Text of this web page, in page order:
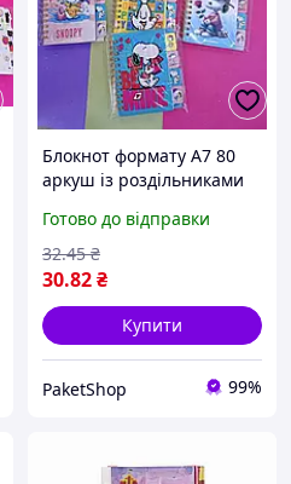
Блокнот формату А7 80
аркуш із роздільниками
Готово до відправки
30.82₴
32.45 ₴
Купити
PaketShop 99%